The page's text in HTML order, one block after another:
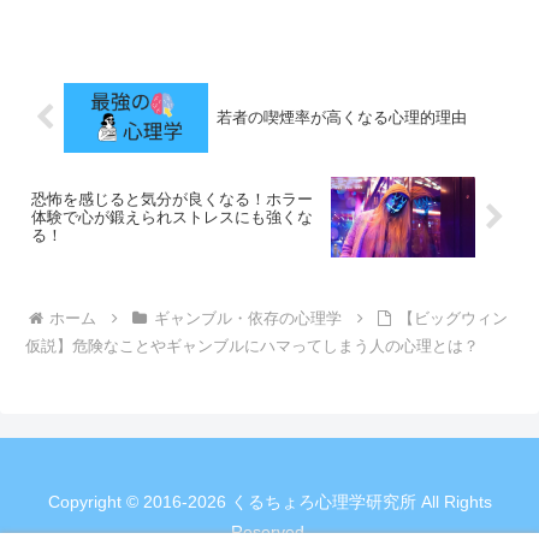
若者の喫煙率が高くなる心理的理由
恐怖を感じると気分が良くなる！ホラー
体験で心が鍛えられストレスにも強くな
る！
ホーム ギャンブル・依存の心理学
【ビッグウィン
仮説】危険なことやギャンブルにハマってしまう人の心理とは？
Copyright © 2016-2026 くるちょろ心理学研究所 All Rights
Reserved.